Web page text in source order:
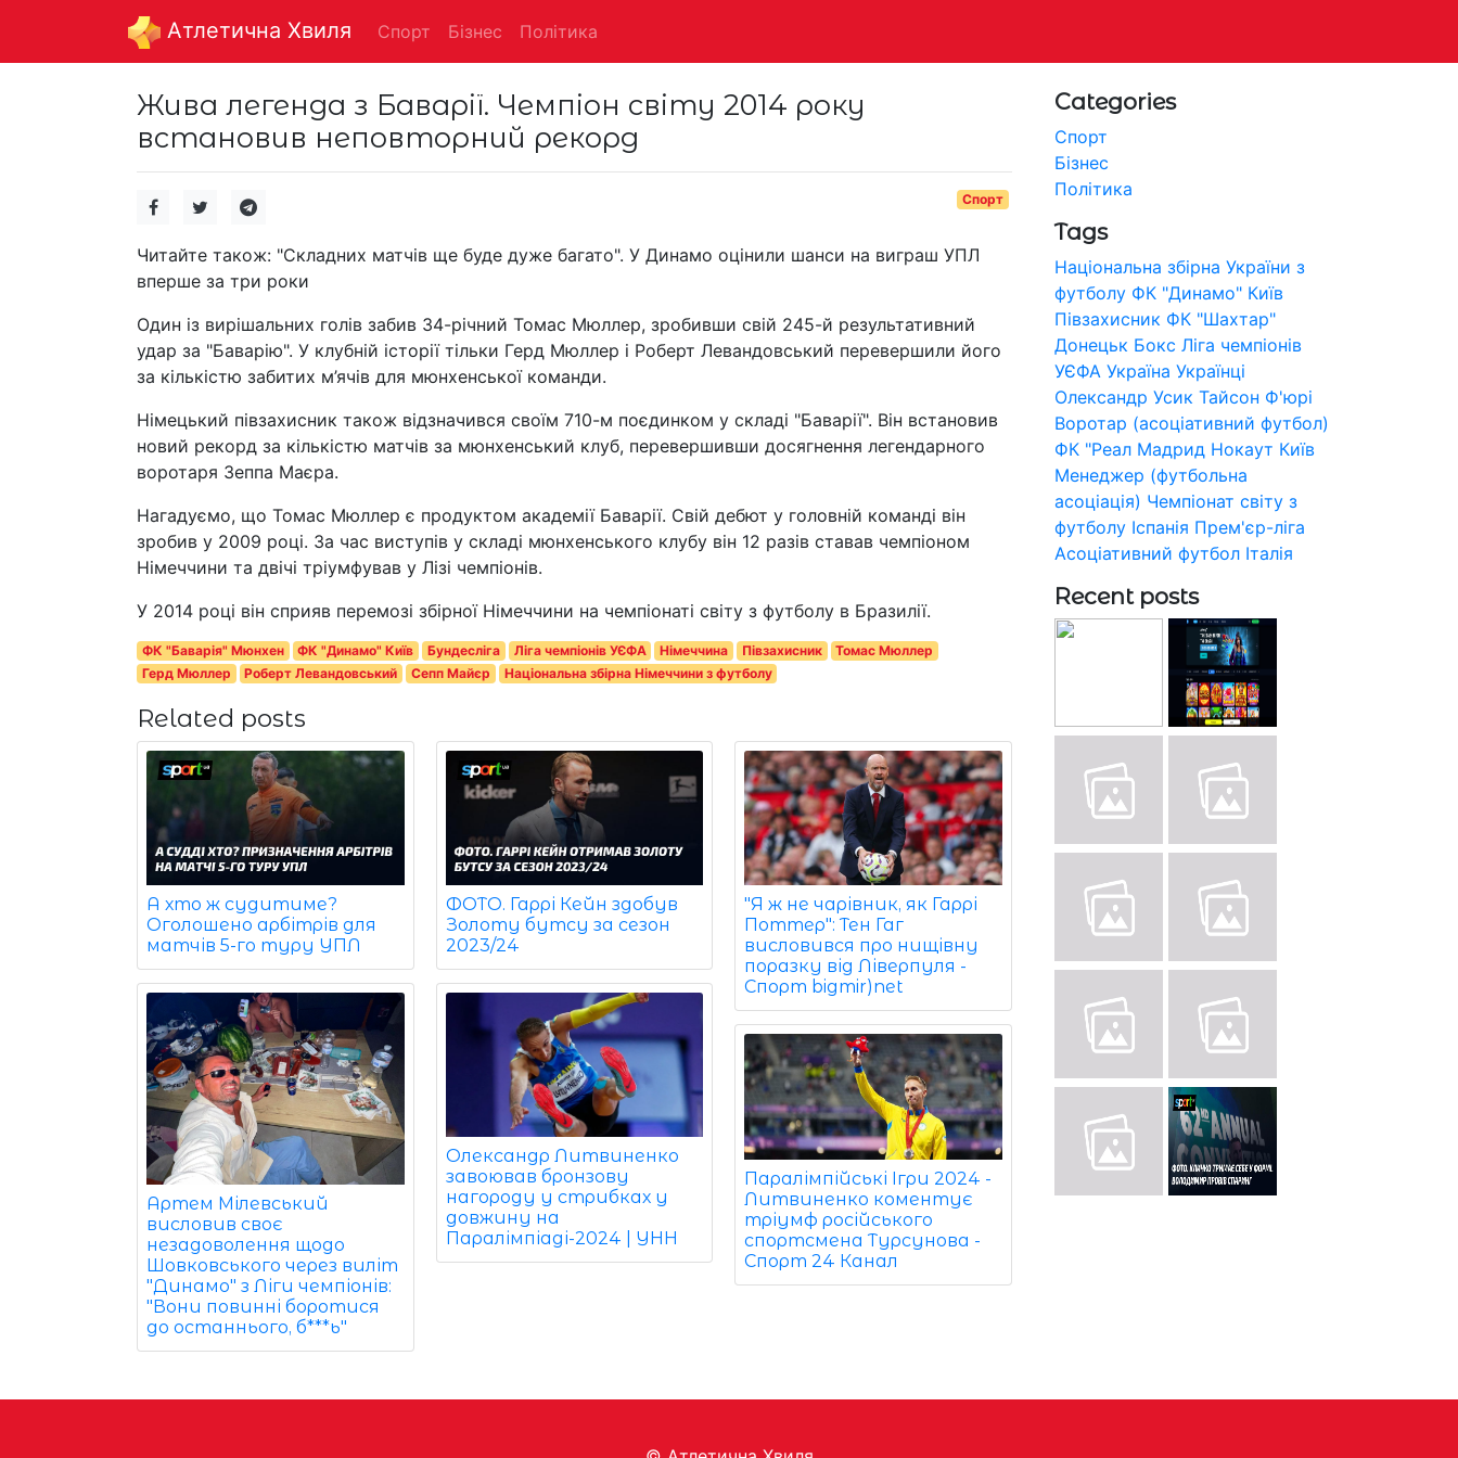
Aтлетична Хвиля Спорт Бізнес Політика
Жива легенда з Баварії. Чемпіон світу 2014 року
встановив неповторний рекорд
Спорт
Читайте також: "Складних матчів ще буде дуже багато". У Динамо оцінили шанси на виграш УПЛ
вперше за три роки
Один із вирішальних голів забив 34-річний Томас Мюллер, зробивши свій 245-й результативний
удар за "Баварію". У клубній історії тільки Герд Мюллер і Роберт Левандовський перевершили його
за кількістю забитих м’ячів для мюнхенської команди.
Німецький півзахисник також відзначився своїм 710-м поєдинком у складі "Баварії". Він встановив
новий рекорд за кількістю матчів за мюнхенський клуб, перевершивши досягнення легендарного
воротаря Зеппа Маєра.
Нагадуємо, що Томас Мюллер є продуктом академії Баварії. Свій дебют у головній команді він
зробив у 2009 році. За час виступів у складі мюнхенського клубу він 12 разів ставав чемпіоном
Німеччини та двічі тріумфував у Лізі чемпіонів.
У 2014 році він сприяв перемозі збірної Німеччини на чемпіонаті світу з футболу в Бразилії.
ФК "Баварія" Мюнхен ФК "Динамо" Київ Бундесліга Ліга чемпіонів УЄФА Німеччина Півзахисник
Томас Мюллер
Герд Мюллер
Роберт Левандовський Сепп Майєр Національна збірна Німеччини з футболу
Related posts
А хто ж судитиме?
Оголошено арбітрів для
матчів 5-го туру УПЛ
Артем Мілевський
висловив своє
незадоволення щодо
Шовковського через виліт
"Динамо" з Ліги чемпіонів:
"Вони повинні боротися
до останнього, б***ь"
ФОТО. Гаррі Кейн здобув
Золоту бутсу за сезон
2023/24
Олександр Литвиненко
завоював бронзову
нагороду у стрибках у
довжину на
Паралімпіаді-2024 | УНН
"Я ж не чарівник, як Гаррі
Поттер": Тен Гаг
висловився про нищівну
поразку від Ліверпуля -
Спорт bigmir)net
Паралімпійські Ігри 2024 -
Литвиненко коментує
тріумф російського
спортсмена Турсунова -
Спорт 24 Канал
Categories
Спорт
Бізнес
Політика
Tags
Національна збірна України з
футболу ФК "Динамо" Київ
Півзахисник ФК "Шахтар"
Донецьк Бокс Ліга чемпіонів
УЄФА Україна Українці
Олександр Усик Тайсон Ф'юрі
Воротар (асоціативний футбол)
ФК "Реал Мадрид Нокаут Київ
Менеджер (футбольна
асоціація) Чемпіонат світу з
футболу Іспанія Прем'єр-ліга
Асоціативний футбол Італія
Recent posts